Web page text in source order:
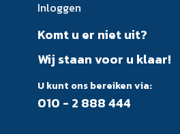
Inloggen
Komt u er niet uit?
Wij staan voor u klaar!
U kunt ons bereiken via:
010 - 2 888 444